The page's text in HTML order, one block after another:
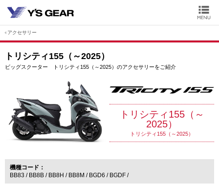
アクセサリー
トリシティ155（～2025）
ビッグスクーター トリシティ155（～2025）のアクセサリーをご紹介
トリシティ155（～
2025）
トリシティ155（～2025）
機種コード
BB83
BB8B BB8H BB8M BGD6 BGDF